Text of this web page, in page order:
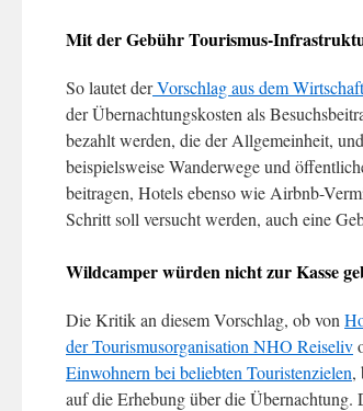
Mit der Gebühr Tourismus-
So lautet derVorschlag aus dem
der Übernachtungskosten als
bezahlt werden, die der Allgemeinheit,
beispielsweise Wanderwege und
beitragen, Hotels ebenso wie Airbnb-
Schritt soll versucht werden, auch eine
Wildcamper würden nicht zur Kasse
Die Kritik an diesem Vorschlag, ob von
der Tourismusorganisation NHO Reiseliv
Einwohnern bei beliebten Touristenzielen,
auf die Erhebung über die Übernachtung.